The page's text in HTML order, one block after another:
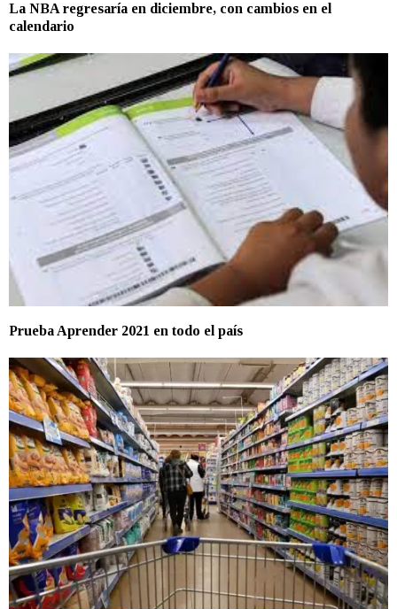
La NBA regresaría en diciembre, con cambios en el
calendario
Prueba Aprender 2021 en todo el país